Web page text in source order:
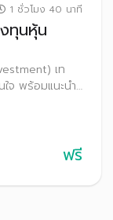
1 ชั่วโมง 40 นาที
ทุนหุ้น
เท
จ พร้อมแนะนำ
ฟรี